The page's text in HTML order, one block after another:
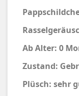
Ab Alter: 0
Zustand:
Plüsch: sehr